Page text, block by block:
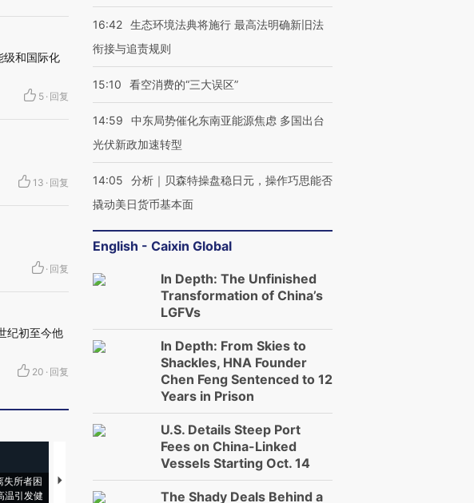
级和国际化
5 · 回复
13 · 回复
· 回复
纪初至今他
20 · 回复
失所者困
温引发健
视线｜HYROX的吸金
术：是什么让中产们甘
马航飞行员跨国走私7万
粒摇头丸 尿检体内含3种
视线｜被称为“蟑螂”的印
度Z世代 用街头抗争将教
16:42 生态环境法典将施行 最高法明确新旧法
衔接与追责规则
15:10 看空消费的“三大误区”
14:59
中东局势催化东南亚能源焦虑 多国出台
光伏新政加速转型
14:05
分析｜贝森特操盘稳日元，操作巧思能否
撬动美日货币基本面
English - Caixin Global
In Depth: The Unfinished
Transformation of China’s
LGFVs
In Depth: From Skies to
Shackles, HNA Founder
Chen Feng Sentenced to 12
Years in Prison
U.S. Details Steep Port
Fees on China-Linked
Vessels Starting Oct. 14
The Shady Deals Behind a